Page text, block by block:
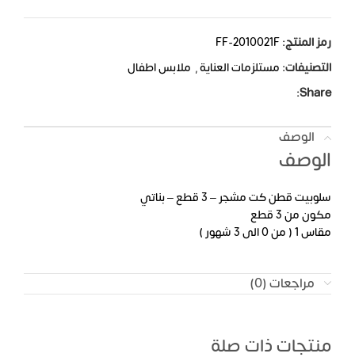
رمز المنتج:FF-2010021F
التصنيفات: مستلزمات العناية, ملابس اطفال
Share:
الوصف
الوصف
سلوبيت قطن كت مشجر – 3 قطع – بناتي
مكون من 3 قطع
مقاس 1 ( من 0 الى 3 شهور )
مراجعات (0)
منتجات ذات صلة